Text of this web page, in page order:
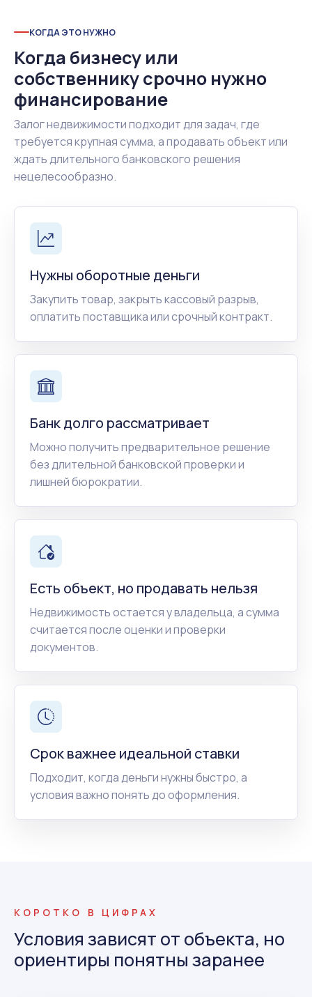
КОГДА ЭТО НУЖНО
Когда бизнесу или
собственнику срочно нужно
финансирование
Залог недвижимости подходит для задач, где
требуется крупная сумма, а продавать объект или
ждать длительного банковского решения
нецелесообразно.
Нужны оборотные деньги
Закупить товар, закрыть кассовый разрыв,
оплатить поставщика или срочный контракт.
Банк долго рассматривает
Можно получить предварительное решение
без длительной банковской проверки и
лишней бюрократии.
Есть объект, но продавать нельзя
Недвижимость остается у владельца, а сумма
считается после оценки и проверки
документов.
Срок важнее идеальной ставки
Подходит, когда деньги нужны быстро, а
условия важно понять до оформления.
КОРОТКО В ЦИФРАХ
Условия зависят от объекта, но
ориентиры понятны заранее